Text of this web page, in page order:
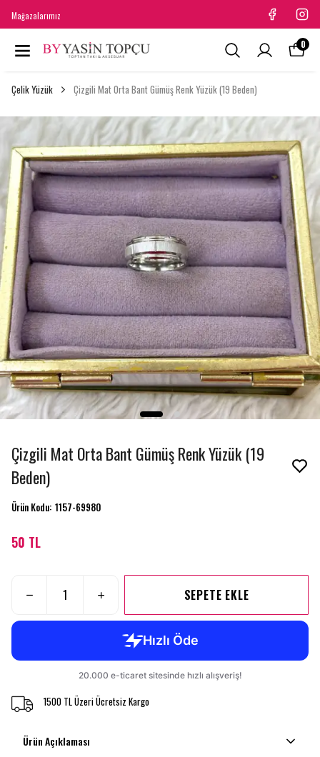
Mağazalarımız
0
Çelik Yüzük Çizgili Mat Orta Bant Gümüş Renk Yüzük (19 Beden)
Çizgili Mat Orta Bant Gümüş Renk Yüzük (19
Beden)
Ürün Kodu: 1157-69980
50 TL
SEPETE EKLE
1500 TL Üzeri Ücretsiz Kargo
Ürün Açıklaması